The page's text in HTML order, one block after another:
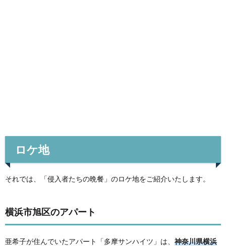
ロケ地
それでは、「侵入者たちの晩餐」のロケ地をご紹介いたします。
横浜市旭区のアパート
亜希子が住んでいたアパート「多摩サンハイツ」は、 神奈川県横浜